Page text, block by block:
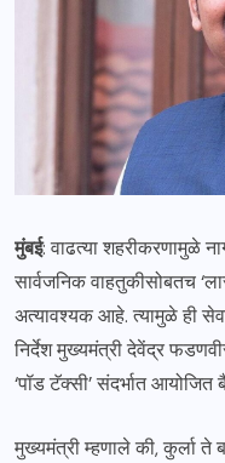
मुंबई: वाढत्या शहरीकरणामुळे
सार्वजनिक वाहतुकीसोबतच
अत्यावश्यक आहे. त्यामुळे ही
निर्देश मुख्यमंत्री देवेंद्र
‘पॉड टॅक्सी’ संदर्भात आयोजित
मुख्यमंत्री म्हणाले की, कुर्ला ते